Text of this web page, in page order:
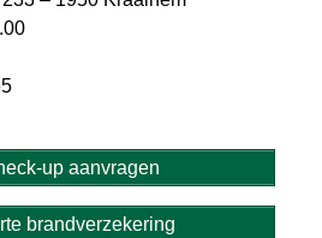
up aanvragen
brandverzekering